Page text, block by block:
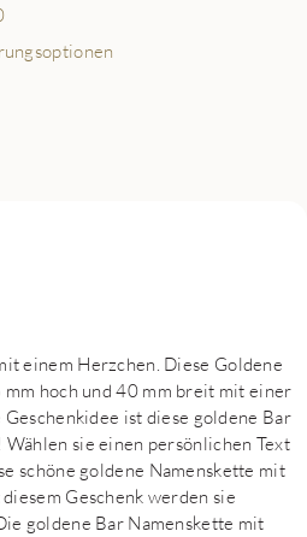
einem Herzchen. Diese Goldene
hoch und 40 mm breit mit einer
ist diese goldene Bar
sie einen persönlichen Text
schöne goldene Namenskette mit
Geschenk werden sie
goldene Bar Namenskette mit